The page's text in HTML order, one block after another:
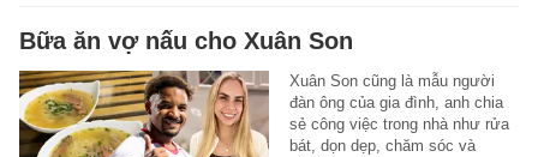
Bữa ăn vợ nấu cho Xuân Son
Xuân Son cũng là mẫu người
đàn ông của gia đình, anh chia
sẻ công việc trong nhà như rửa
bát, dọn dẹp, chăm sóc và